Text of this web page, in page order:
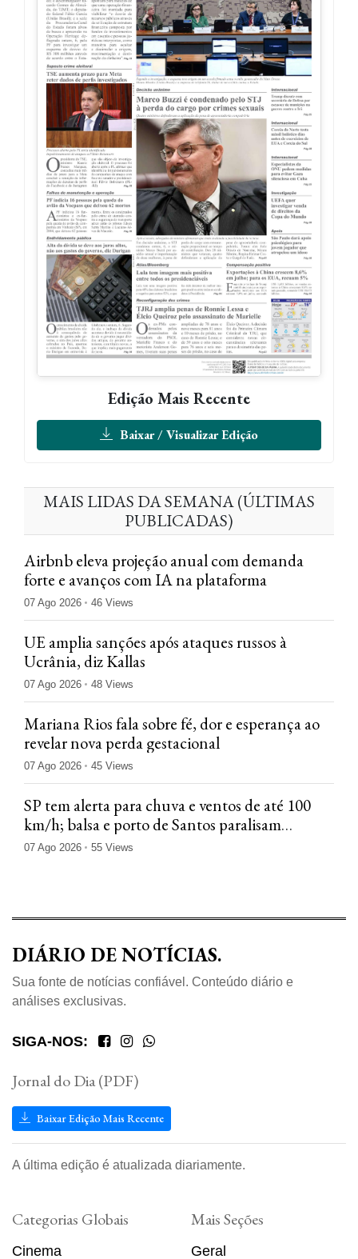
Edição Mais Recente
Baixar / Visualizar Edição
MAIS LIDAS DA SEMANA (ÚLTIMAS
PUBLICADAS)
Airbnb eleva projeção anual com demanda
forte e avanços com IA na plataforma
07 Ago 2026 46 Views
UE amplia sanções após ataques russos à
Ucrânia, diz Kallas
07 Ago 2026 48 Views
Mariana Rios fala sobre fé, dor e esperança ao
revelar nova perda gestacional
07 Ago 2026 45 Views
SP tem alerta para chuva e ventos de até 100
km/h; balsa e porto de Santos paralisam
operação
07 Ago 2026 55 Views
DIÁRIO DE NOTÍCIAS.
Sua fonte de notícias confiável. Conteúdo diário e
análises exclusivas.
SIGA-NOS:
Jornal do Dia (PDF)
Baixar Edição Mais Recente
A última edição é atualizada diariamente.
Categorias Globais
Cinema
Mais Seções
Geral